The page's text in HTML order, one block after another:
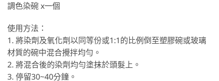
調色染碗 x一個
使用方法：
1. 將染劑及氧化劑以同等份或1:1的比例倒至塑膠碗或玻璃
材質的碗中混合攪拌均勻。
2. 將混合後的染劑均勻塗抹於頭髮上。
3. 停留30~40分鐘。